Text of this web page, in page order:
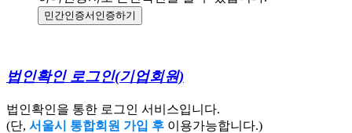
민간인증서 인증하기
법인확인 로그인(기업회원)
법인확인을 통한 로그인 서비스입니다.
(단, 서울시 통합회원 가입 후 이용가능합니다.)